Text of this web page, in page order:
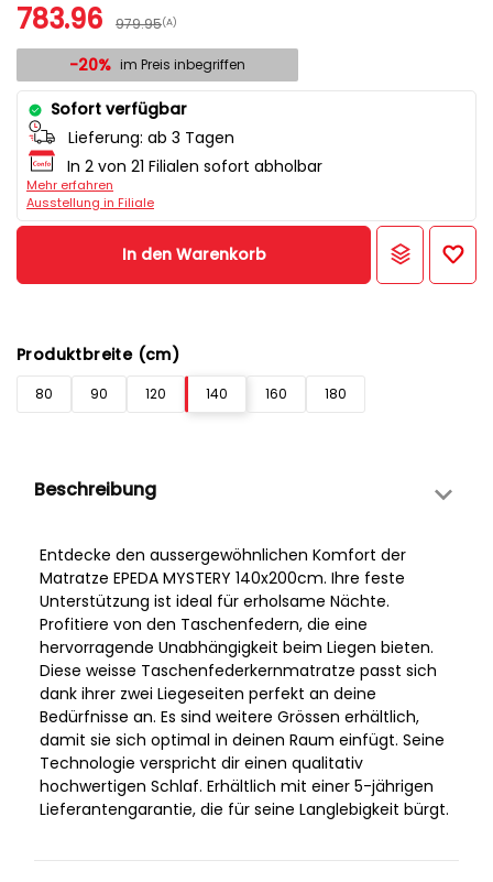
783.96 979.95(A)
-20% im Preis inbegriffen
Sofort verfügbar
Lieferung: ab 3 Tagen
In 2 von 21 Filialen sofort abholbar
Mehr erfahren
Ausstellung in Filiale
In den Warenkorb
Produktbreite (cm)
80 90 120 140 160 180
Beschreibung
Entdecke den aussergewöhnlichen Komfort der
Matratze EPEDA MYSTERY 140x200cm. Ihre feste
Unterstützung ist ideal für erholsame Nächte.
Profitiere von den Taschenfedern, die eine
hervorragende Unabhängigkeit beim Liegen bieten.
Diese weisse Taschenfederkernmatratze passt sich
dank ihrer zwei Liegeseiten perfekt an deine
Bedürfnisse an. Es sind weitere Grössen erhältlich,
damit sie sich optimal in deinen Raum einfügt. Seine
Technologie verspricht dir einen qualitativ
hochwertigen Schlaf. Erhältlich mit einer 5-jährigen
Lieferantengarantie, die für seine Langlebigkeit bürgt.